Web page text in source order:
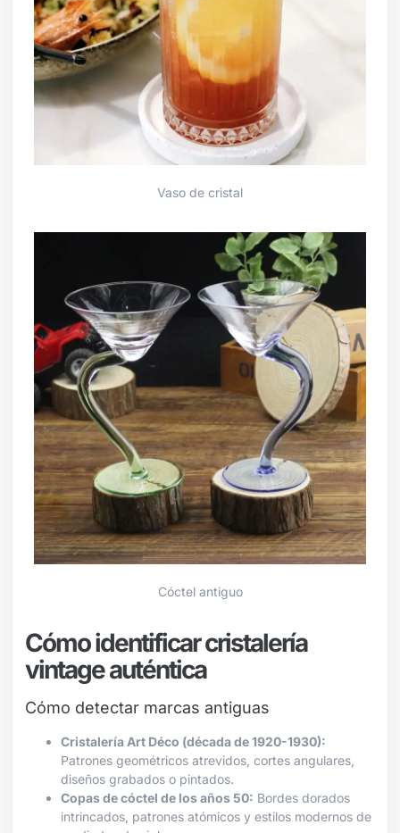
Vaso de cristal
Cóctel antiguo
Cómo identificar cristalería
vintage auténtica
Cómo detectar marcas antiguas
Cristalería Art Déco (década de 1920-1930):
Patrones geométricos atrevidos, cortes angulares,
diseños grabados o pintados.
Copas de cóctel de los años 50: Bordes dorados
intrincados, patrones atómicos y estilos modernos de